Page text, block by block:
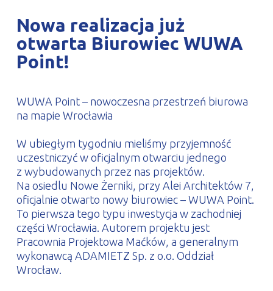
DE
Nowa realizacja już
otwarta Biurowiec WUWA
Point!
WUWA Point – nowoczesna przestrzeń biurowa
na mapie Wrocławia
W ubiegłym tygodniu mieliśmy przyjemność
uczestniczyć w oficjalnym otwarciu jednego
z wybudowanych przez nas projektów.
Na osiedlu Nowe Żerniki, przy Alei Architektów 7,
oficjalnie otwarto nowy biurowiec – WUWA Point.
To pierwsza tego typu inwestycja w zachodniej
części Wrocławia. Autorem projektu jest
Pracownia Projektowa Maćków, a generalnym
wykonawcą ADAMIETZ Sp. z o.o. Oddział
Wrocław.